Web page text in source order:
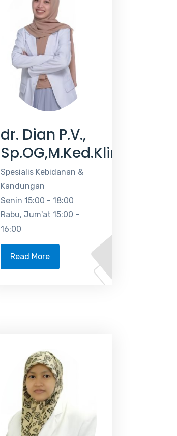
dr. Dian P.V.,
Sp.OG,M.Ked.Klin
Spesialis Kebidanan &
Kandungan
Senin 15:00 - 18:00
Rabu, Jum'at 15:00 -
16:00
Read More